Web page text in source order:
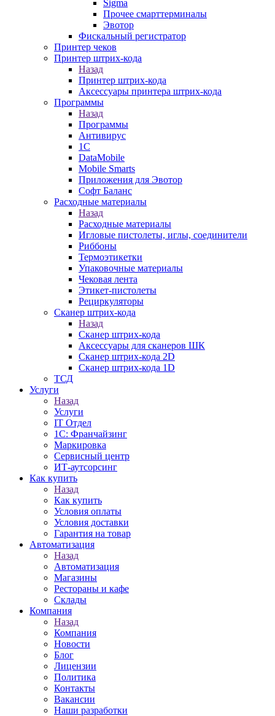
Sigma
Прочее смарттерминалы
Эвотор
Фискальный регистратор
Принтер чеков
Принтер штрих-кода
Назад
Принтер штрих-кода
Аксессуары принтера штрих-кода
Программы
Назад
Программы
Антивирус
1С
DataMobile
Mobile Smarts
Приложения для Эвотор
Софт Баланс
Расходные материалы
Назад
Расходные материалы
Игловые пистолеты, иглы, соединители
Риббоны
Термоэтикетки
Упаковочные материалы
Чековая лента
Этикет-пистолеты
Рециркуляторы
Сканер штрих-кода
Назад
Сканер штрих-кода
Аксессуары для сканеров ШК
Сканер штрих-кода 2D
Сканер штрих-кода 1D
ТСД
Услуги
Назад
Услуги
IT Отдел
1С: Франчайзинг
Маркировка
Сервисный центр
ИТ-аутсорсинг
Как купить
Назад
Как купить
Условия оплаты
Условия доставки
Гарантия на товар
Автоматизация
Назад
Автоматизация
Магазины
Рестораны и кафе
Склады
Компания
Назад
Компания
Новости
Блог
Лицензии
Политика
Контакты
Вакансии
Наши разработки